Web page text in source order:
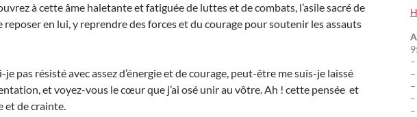
à cette âme haletante et fatiguée de luttes et de combats, l’asile sacré de
en lui, y reprendre des forces et du courage pour soutenir les assauts
je pas résisté avec assez d’énergie et de courage, peut-être me suis-je laissé
et voyez-vous le cœur que j’ai osé unir au vôtre. Ah ! cette pensée et
et de crainte.